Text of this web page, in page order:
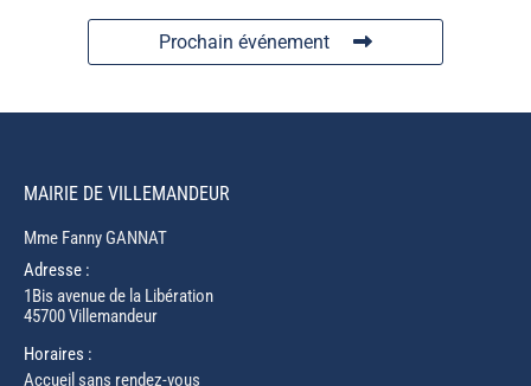
Prochain événement
MAIRIE DE VILLEMANDEUR
Mme Fanny GANNAT
Adresse :
1Bis avenue de la Libération
45700 Villemandeur
Horaires :
Accueil sans rendez-vous